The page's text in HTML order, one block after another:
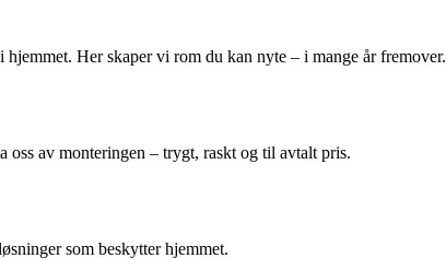
hjemmet. Her skaper vi rom du kan nyte – i mange år fremover.
oss av monteringen – trygt, raskt og til avtalt pris.
som beskytter hjemmet.